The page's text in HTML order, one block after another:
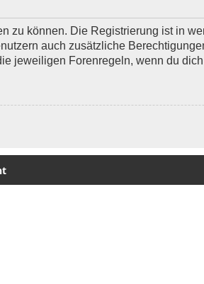
zu können. Die Registrierung ist in
auch zusätzliche
jeweiligen Forenregeln, wenn du